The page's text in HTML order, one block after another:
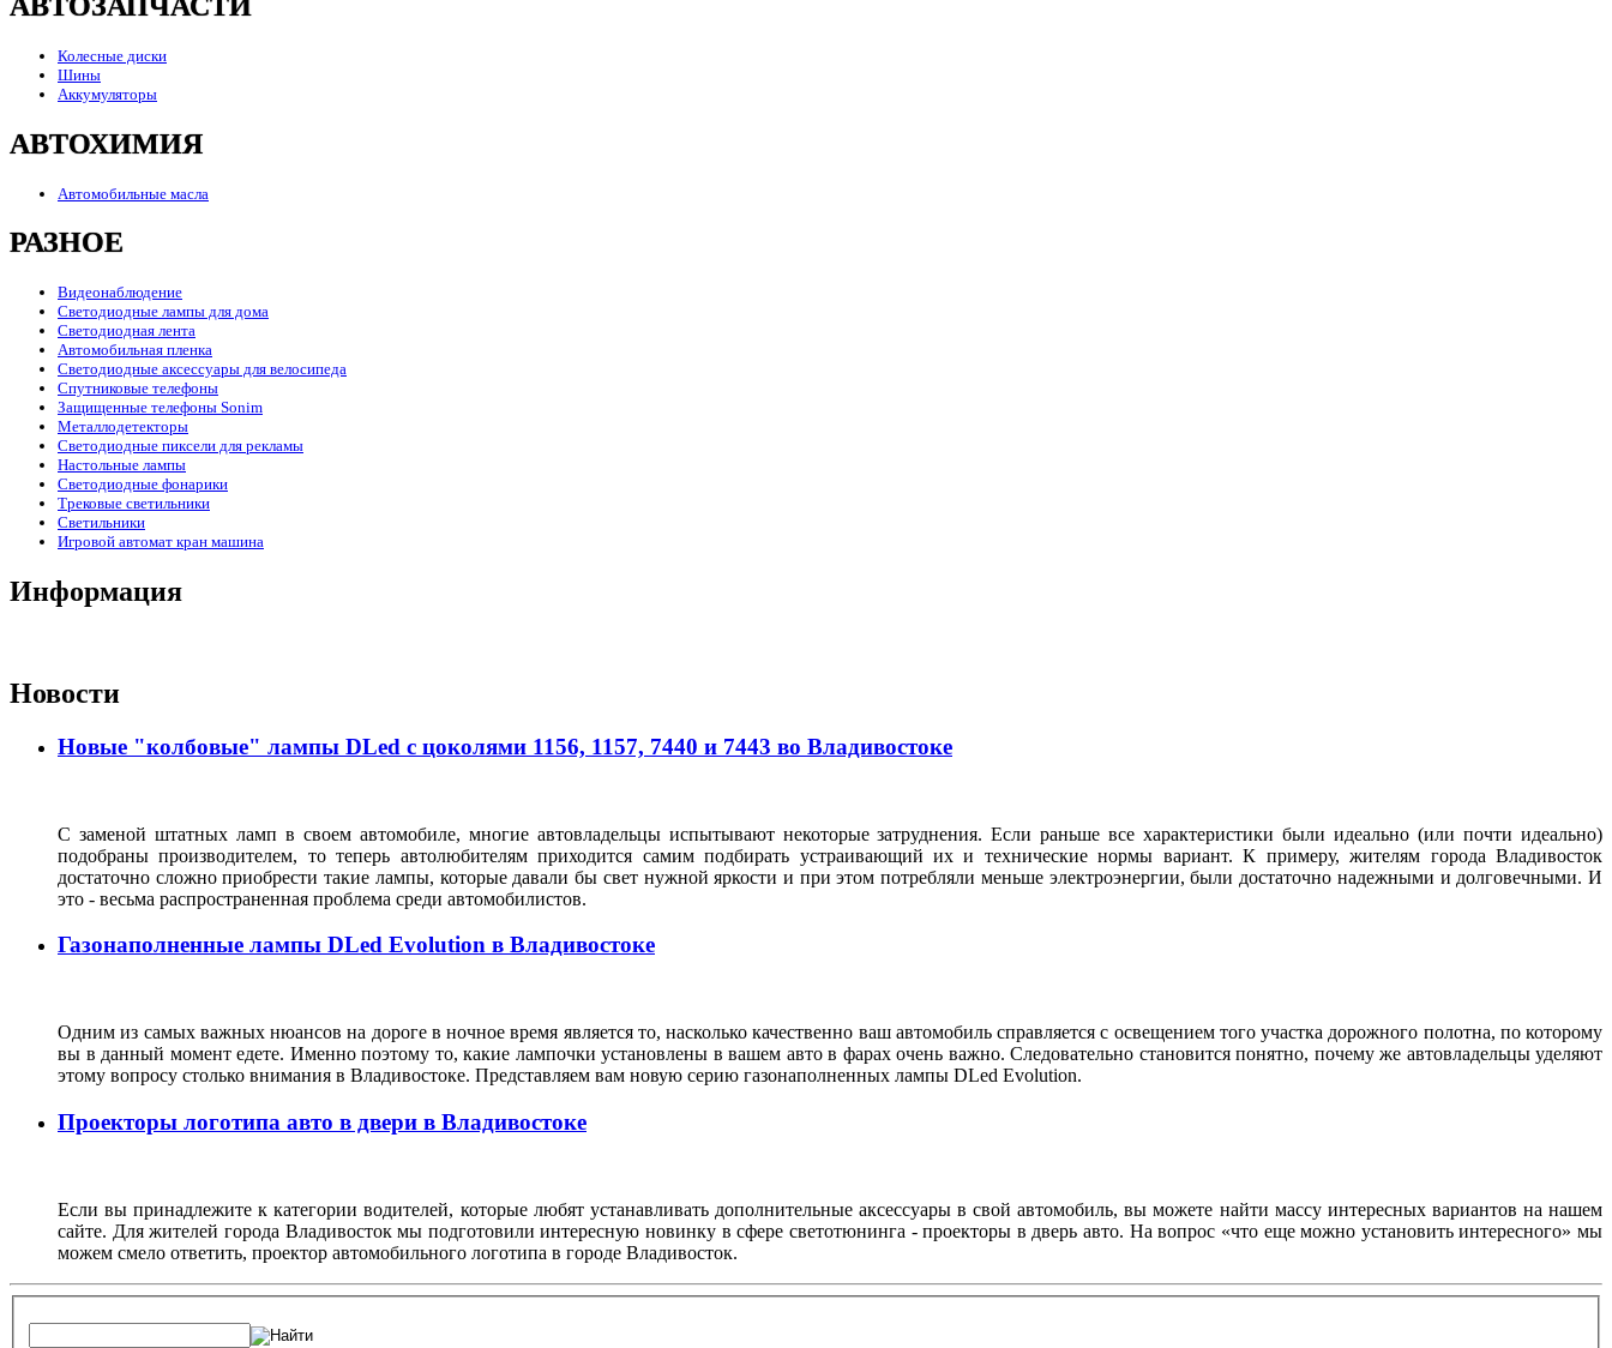
Колесные диски
Шины
Аккумуляторы
АВТОХИМИЯ
Автомобильные масла
РАЗНОЕ
Видеонаблюдение
Светодиодные лампы для дома
Светодиодная лента
Автомобильная пленка
Светодиодные аксессуары для велосипеда
Спутниковые телефоны
Защищенные телефоны Sonim
Металлодетекторы
Светодиодные пиксели для рекламы
Настольные лампы
Светодиодные фонарики
Трековые светильники
Светильники
Игровой автомат кран машина
Информация
Новости
Новые "колбовые" лампы DLed с цоколями 1156, 1157, 7440 и 7443 во Владивостоке
С заменой штатных ламп в своем автомобиле, многие автовладельцы испытывают некоторые затруднения. Если раньше все характеристики были идеально (или почти идеально)
подобраны производителем, то теперь автолюбителям приходится самим подбирать устраивающий их и технические нормы вариант. К примеру, жителям города Владивосток
достаточно сложно приобрести такие лампы, которые давали бы свет нужной яркости и при этом потребляли меньше электроэнергии, были достаточно надежными и долговечными. И
это - весьма распространенная проблема среди автомобилистов.
Газонаполненные лампы DLed Evolution в Владивостоке
Одним из самых важных нюансов на дороге в ночное время является то, насколько качественно ваш автомобиль справляется с освещением того участка дорожного полотна, по которому
вы в данный момент едете. Именно поэтому то, какие лампочки установлены в вашем авто в фарах очень важно. Следовательно становится понятно, почему же автовладельцы уделяют
этому вопросу столько внимания в Владивостоке. Представляем вам новую серию газонаполненных лампы DLed Evolution.
Проекторы логотипа авто в двери в Владивостоке
Если вы принадлежите к категории водителей, которые любят устанавливать дополнительные аксессуары в свой автомобиль, вы можете найти массу интересных вариантов на нашем
сайте. Для жителей города Владивосток мы подготовили интересную новинку в сфере светотюнинга - проекторы в дверь авто. На вопрос «что еще можно установить интересного» мы
можем смело ответить, проектор автомобильного логотипа в городе Владивосток.